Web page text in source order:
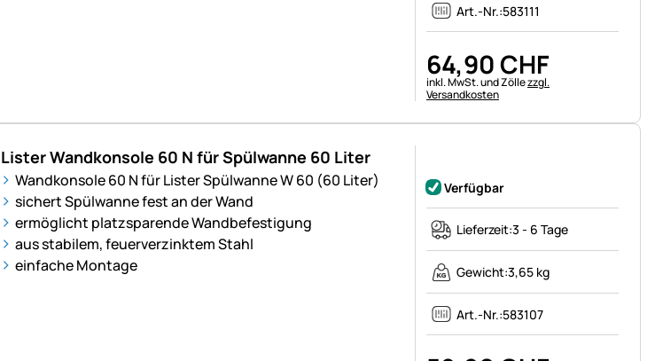
Art.-Nr.:583111
64,90CHF
Steuerhinweis:
inkl. MwSt. und Zöllezzgl.
Versandkosten
Lister Wandkonsole 60 N für Spülwanne 60 Liter
Wandkonsole 60 N für Lister Spülwanne W 60 (60 Liter)
sichert Spülwanne fest an der Wand
ermöglicht platzsparende Wandbefestigung
aus stabilem, feuerverzinktem Stahl
einfache Montage
Verfügbar
Lieferzeit:3 - 6 Tage
Gewicht:3,65 kg
Art.-Nr.:583107